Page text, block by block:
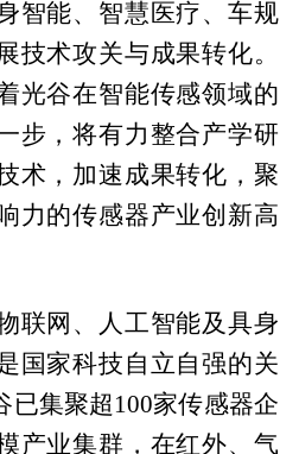
智能、智慧医疗、车规
技术攻关与成果转化。
光谷在智能传感领域的
步，将有力整合产学研
术，加速成果转化，聚
力的传感器产业创新高
联网、人工智能及具身
国家科技自立自强的关
已集聚超100家传感器企
产业集群，在红外、气